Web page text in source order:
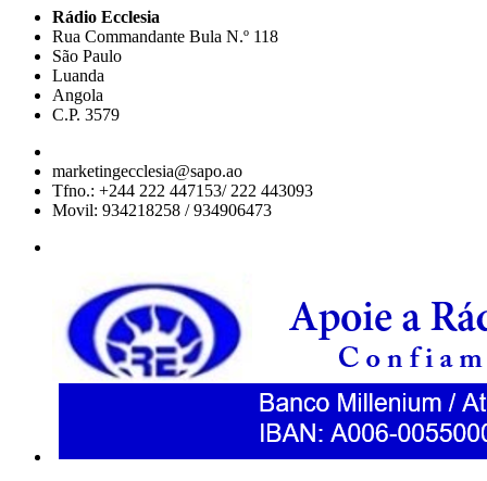
Rádio Ecclesia
Rua Commandante Bula N.º 118
São Paulo
Luanda
Angola
C.P. 3579
marketingecclesia@sapo.ao
Tfno.: +244 222 447153/ 222 443093
Movil: 934218258 / 934906473